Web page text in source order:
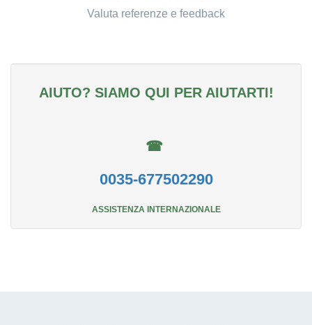
Valuta referenze e feedback
AIUTO? SIAMO QUI PER AIUTARTI!
☎
0035-677502290
ASSISTENZA INTERNAZIONALE